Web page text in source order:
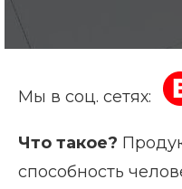
Мы в соц. сетях:
Что такое?
способность